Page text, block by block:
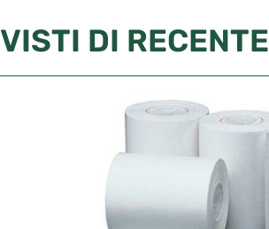
VISTI DI RECENTE